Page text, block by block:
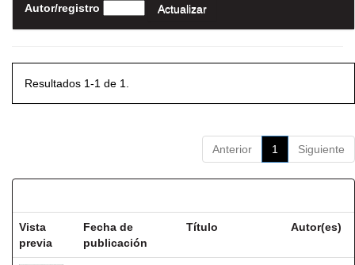
Autor/registro
Resultados 1-1 de 1.
Anterior 1 Siguiente
Vista
previa
Fecha de
publicación
Título Autor(es)